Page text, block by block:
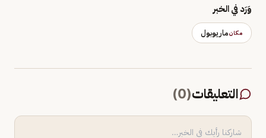
وَرَد في الخبر
مكانماريوبول
التعليقات(
0
)